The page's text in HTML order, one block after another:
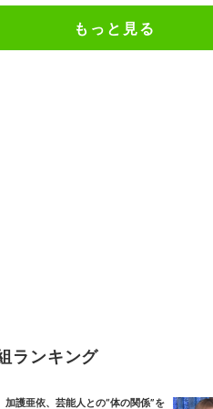
もっと見る
ランキング
加護亜依、芸能人との“体の関係”を